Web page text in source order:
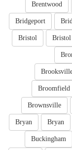
Brentwood
Bridgeport
Bristol
Bristol
Broomfield
Brownsville
Bryan
Bryan
Buckingham